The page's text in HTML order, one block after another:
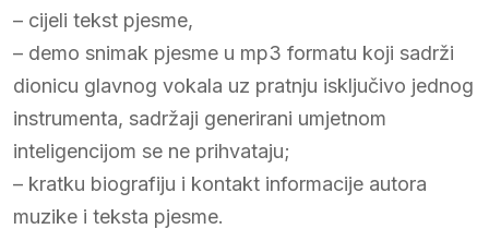
– cijeli tekst pjesme,
– demo snimak pjesme u mp3 formatu koji sadrži
dionicu glavnog vokala uz pratnju isključivo jednog
instrumenta, sadržaji generirani umjetnom
inteligencijom se ne prihvataju;
– kratku biografiju i kontakt informacije autora
muzike i teksta pjesme.